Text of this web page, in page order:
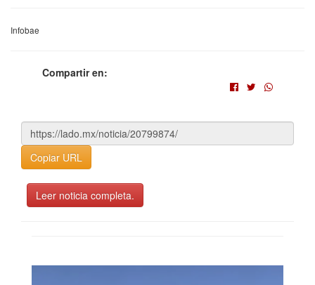
Infobae
Compartir en:
Copiar URL
Leer noticia completa.